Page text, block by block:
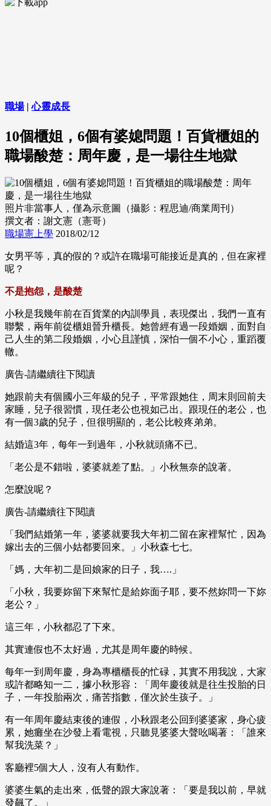
職場|心靈成長
10個櫃姐，6個有婆媳問題！百貨櫃姐的
職場酸楚：周年慶，是一場往生地獄
照片非當事人，僅為示意圖（攝影：程思迪/商業周刊）
撰文者：謝文憲（憲哥）
職場憲上學 2018/02/12
女男平等，真的假的？或許在職場可能接近是真的，但在家裡
呢？
不是抱怨，是酸楚
小秋是我幾年前在百貨業的內訓學員，表現傑出，我們一直有
聯繫，兩年前從櫃姐晉升櫃長。她曾經有過一段婚姻，面對自
己人生的第二段婚姻，小心且謹慎，深怕一個不小心，重蹈覆
轍。
廣告-請繼續往下閱讀
她跟前夫有個國小三年級的兒子，平常跟她住，周末則回前夫
家睡，兒子很習慣，現任老公也視如己出。跟現任的老公，也
有一個3歲的兒子，但很明顯的，老公比較疼弟弟。
結婚這3年，每年一到過年，小秋就頭痛不已。
「老公是不錯啦，婆婆就差了點。」小秋無奈的說著。
怎麼說呢？
廣告-請繼續往下閱讀
「我們結婚第一年，婆婆就要我大年初二留在家裡幫忙，因為
嫁出去的三個小姑都要回來。」小秋森七七。
「媽，大年初二是回娘家的日子，我….」
「小秋，我要妳留下來幫忙是給妳面子耶，要不然妳問一下妳
老公？」
這三年，小秋都忍了下來。
其實連假也不太好過，尤其是周年慶的時候。
每年一到周年慶，身為專櫃櫃長的忙碌，其實不用我說，大家
或許都略知一二，據小秋形容：「周年慶後就是往生投胎的日
子，一年投胎兩次，痛苦指數，僅次於生孩子。」
有一年周年慶結束後的連假，小秋跟老公回到婆婆家，身心疲
累，她癱坐在沙發上看電視，只聽見婆婆大聲吆喝著：「誰來
幫我洗菜？」
客廳裡5個大人，沒有人有動作。
婆婆生氣的走出來，低聲的跟大家說著：「要是我以前，早就
發飆了。」